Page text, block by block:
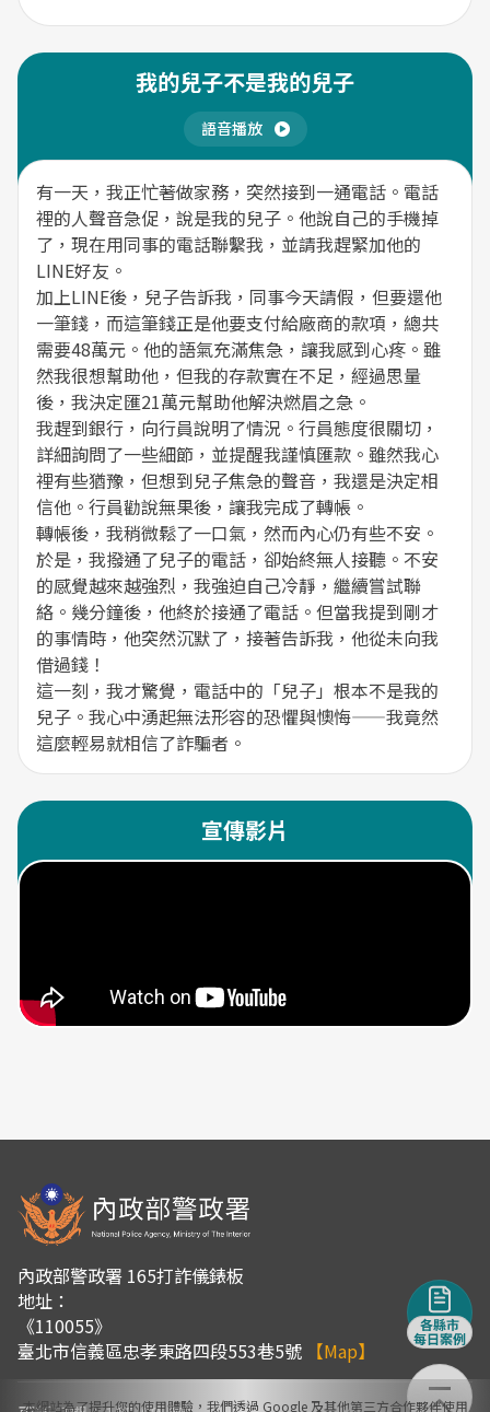
我的兒子不是我的兒子
語音播放
有一天，我正忙著做家務，突然接到一通電話。電話
裡的人聲音急促，說是我的兒子。他說自己的手機掉
了，現在用同事的電話聯繫我，並請我趕緊加他的
LINE好友。
加上LINE後，兒子告訴我，同事今天請假，但要還他
一筆錢，而這筆錢正是他要支付給廠商的款項，總共
需要48萬元。他的語氣充滿焦急，讓我感到心疼。雖
然我很想幫助他，但我的存款實在不足，經過思量
後，我決定匯21萬元幫助他解決燃眉之急。
我趕到銀行，向行員說明了情況。行員態度很關切，
詳細詢問了一些細節，並提醒我謹慎匯款。雖然我心
裡有些猶豫，但想到兒子焦急的聲音，我還是決定相
信他。行員勸說無果後，讓我完成了轉帳。
轉帳後，我稍微鬆了一口氣，然而內心仍有些不安。
於是，我撥通了兒子的電話，卻始終無人接聽。不安
的感覺越來越強烈，我強迫自己冷靜，繼續嘗試聯
絡。幾分鐘後，他終於接通了電話。但當我提到剛才
的事情時，他突然沉默了，接著告訴我，他從未向我
借過錢！
這一刻，我才驚覺，電話中的「兒子」根本不是我的
兒子。我心中湧起無法形容的恐懼與懊悔——我竟然
宣傳影片
內政部警政署 165打詐儀錶板
地址：
《110055》
臺北市信義區忠孝東路四段553巷5號 【Map】
本網站為了提升您的使用體驗，我們透過 Google 及其他第三方合作夥伴使用